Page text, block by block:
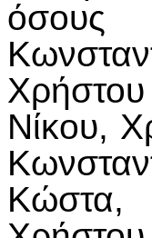
όσους
Χρήστου
Νίκου,
Κώστα,